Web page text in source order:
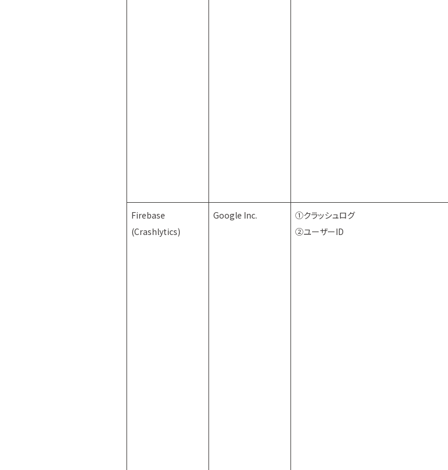
Firebase
(Crashlytics)
Google Inc.
①クラッシュログ
②ユーザーID